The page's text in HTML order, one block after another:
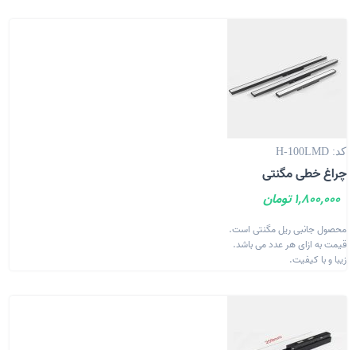
کد: H-100LMD
چراغ خطی مگنتی
1,800,000 تومان
محصول جانبی ریل مگنتی است.
قیمت به ازای هر عدد می باشد.
زیبا و با کیفیت.